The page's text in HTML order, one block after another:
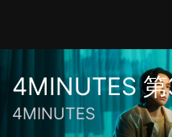
4MINUTES
4MINUTES